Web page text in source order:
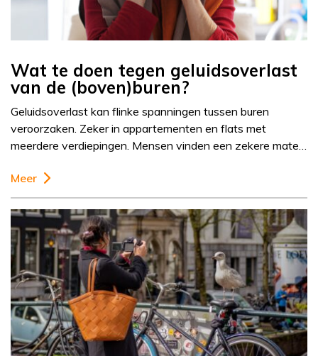
Wat te doen tegen geluidsoverlast
van de (boven)buren?
Geluidsoverlast kan flinke spanningen tussen buren
veroorzaken. Zeker in appartementen en flats met
meerdere verdiepingen. Mensen vinden een zekere mate…
Meer